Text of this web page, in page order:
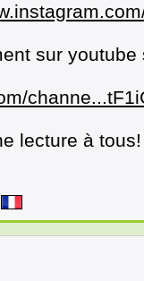
sur
lecture à tous!